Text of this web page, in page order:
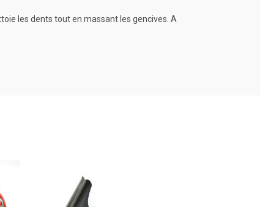
les dents tout en massant les gencives. A